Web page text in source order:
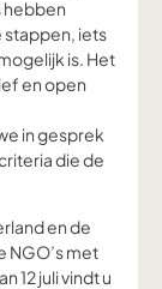
hebben
stappen, iets
is. Het
en open
in gesprek
die de
en de
NGO’s met
12 juli vindt u